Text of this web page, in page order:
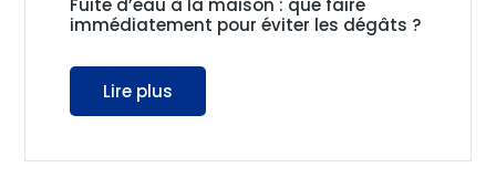
Fuite d’eau à la maison : que faire
immédiatement pour éviter les dégâts ?
Lire plus